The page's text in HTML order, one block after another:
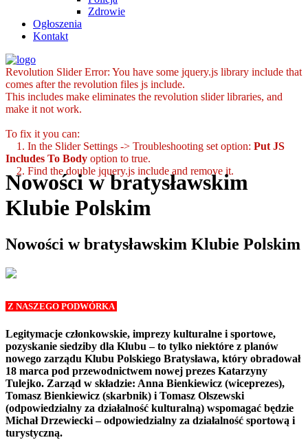
Zdrowie
Ogłoszenia
Kontakt
Revolution Slider Error: You have some jquery.js library include that
comes after the revolution files js include.
This includes make eliminates the revolution slider libraries, and
make it not work.
To fix it you can:
1. In the Slider Settings -> Troubleshooting set option: Put JS
Includes To Body option to true.
2. Find the double jquery.js include and remove it.
Nowości w bratysławskim
Klubie Polskim
Nowości w bratysławskim Klubie Polskim
Z NASZEGO PODWÓRKA
Legitymacje członkowskie, imprezy kulturalne i sportowe,
pozyskanie siedziby dla Klubu – to tylko niektóre z planów
nowego zarządu Klubu Polskiego Bratysława, który obradował
18 marca pod przewodnictwem nowej prezes Katarzyny
Tulejko. Zarząd w składzie: Anna Bienkiewicz (wiceprezes),
Tomasz Bienkiewicz (skarbnik) i Tomasz Olszewski
(odpowiedzialny za działalność kulturalną) wspomagać będzie
Michał Drzewiecki – odpowiedzialny za działalność sportową i
turystyczną.